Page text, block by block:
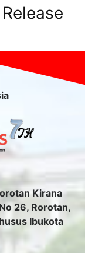
Kirana
26, Rorotan,
Ibukota